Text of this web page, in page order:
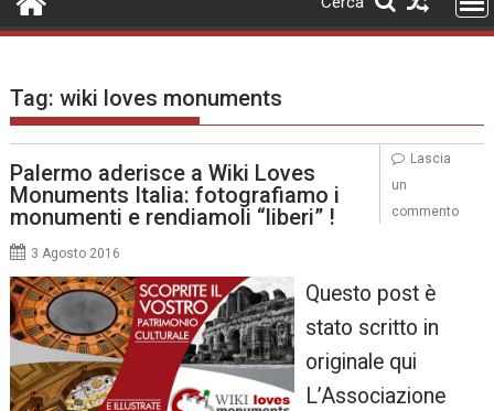
Tag:wiki loves monuments
Palermo aderisce a Wiki Loves
Monuments Italia: fotografiamo i
monumenti e rendiamoli “liberi” !
3 Agosto 2016
Questo post è
stato scritto in
originale qui
L’Associazione
Lascia
un
commento